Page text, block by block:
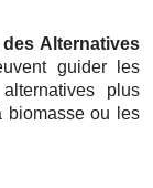
Alternatives
guider les
plus
biomasse ou les